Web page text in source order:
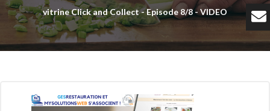
Témoignages
Tarifs
vitrine Click and Collect - Episode 8/8 - VIDEO